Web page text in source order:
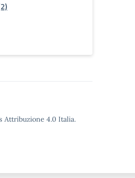
Attribuzione 4.0 Italia.